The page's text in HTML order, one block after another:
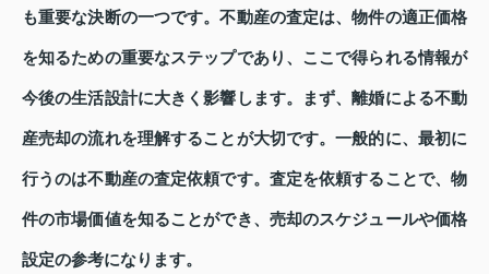
も重要な決断の一つです。不動産の査定は、物件の適正価格
を知るための重要なステップであり、ここで得られる情報が
今後の生活設計に大きく影響します。まず、離婚による不動
産売却の流れを理解することが大切です。一般的に、最初に
行うのは不動産の査定依頼です。査定を依頼することで、物
件の市場価値を知ることができ、売却のスケジュールや価格
設定の参考になります。